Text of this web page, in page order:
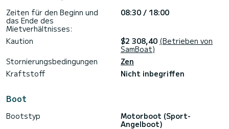
Maschinengewehre + Blei für je 10 Euro pro Rute zu mieten.
Möglichkeit der Vermietung einer Kinderangelrute.
Vermietung einer Box mit Löffeln und Ködern für Barsch und
Dorsch zum Preis von 30 Euro.
(Flexible Zeiten je nach Verfügbarkeit und Wetter)
Preise
Informationen.
Abfahrt
Zeiten für den Beginn und
das Ende des
Mietverhältnisses:
08:30 / 18:00
Kaution $2 308,40 (Betrieben von
SamBoat)
Stornierungsbedingungen
Zen
Kraftstoff
Nicht inbegriffen
Boot
Bootstyp
Motorboot (Sport-
Angelboot)